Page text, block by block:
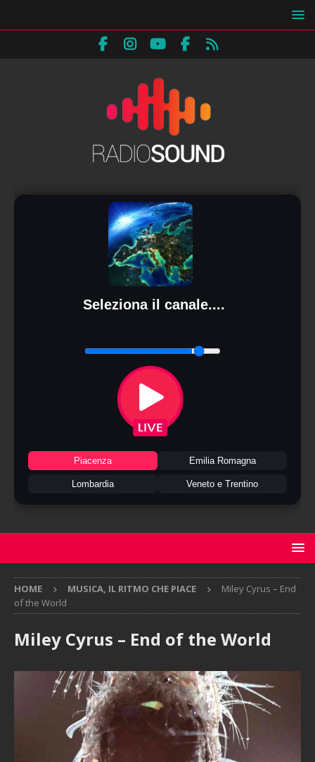
Seleziona il canale....
Piacenza Emilia Romagna
Lombardia Veneto e Trentino
HOME MUSICA, IL RITMO CHE PIACE
Miley Cyrus – End
of the World
Miley Cyrus – End of the World